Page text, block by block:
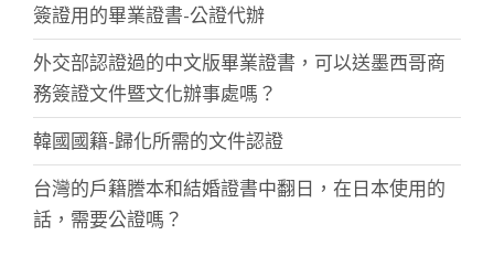
簽證用的畢業證書-公證代辦
外交部認證過的中文版畢業證書，可以送墨西哥商
務簽證文件暨文化辦事處嗎？
韓國國籍-歸化所需的文件認證
台灣的戶籍謄本和結婚證書中翻日，在日本使用的
話，需要公證嗎？